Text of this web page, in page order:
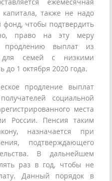
также не надо
чтобы подтвердить
право на эту меру
продлению выплат из
для семей с низкими
до 1 октября 2020 года.
продление выплат
социальной
места
России. Пенсия таким
назначается при
подтверждающего
В дальнейшем
раз в год, чтобы не
Данный порядок в